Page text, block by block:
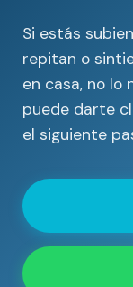
Si estás
repitan o
en casa, no lo
puede darte
el siguiente